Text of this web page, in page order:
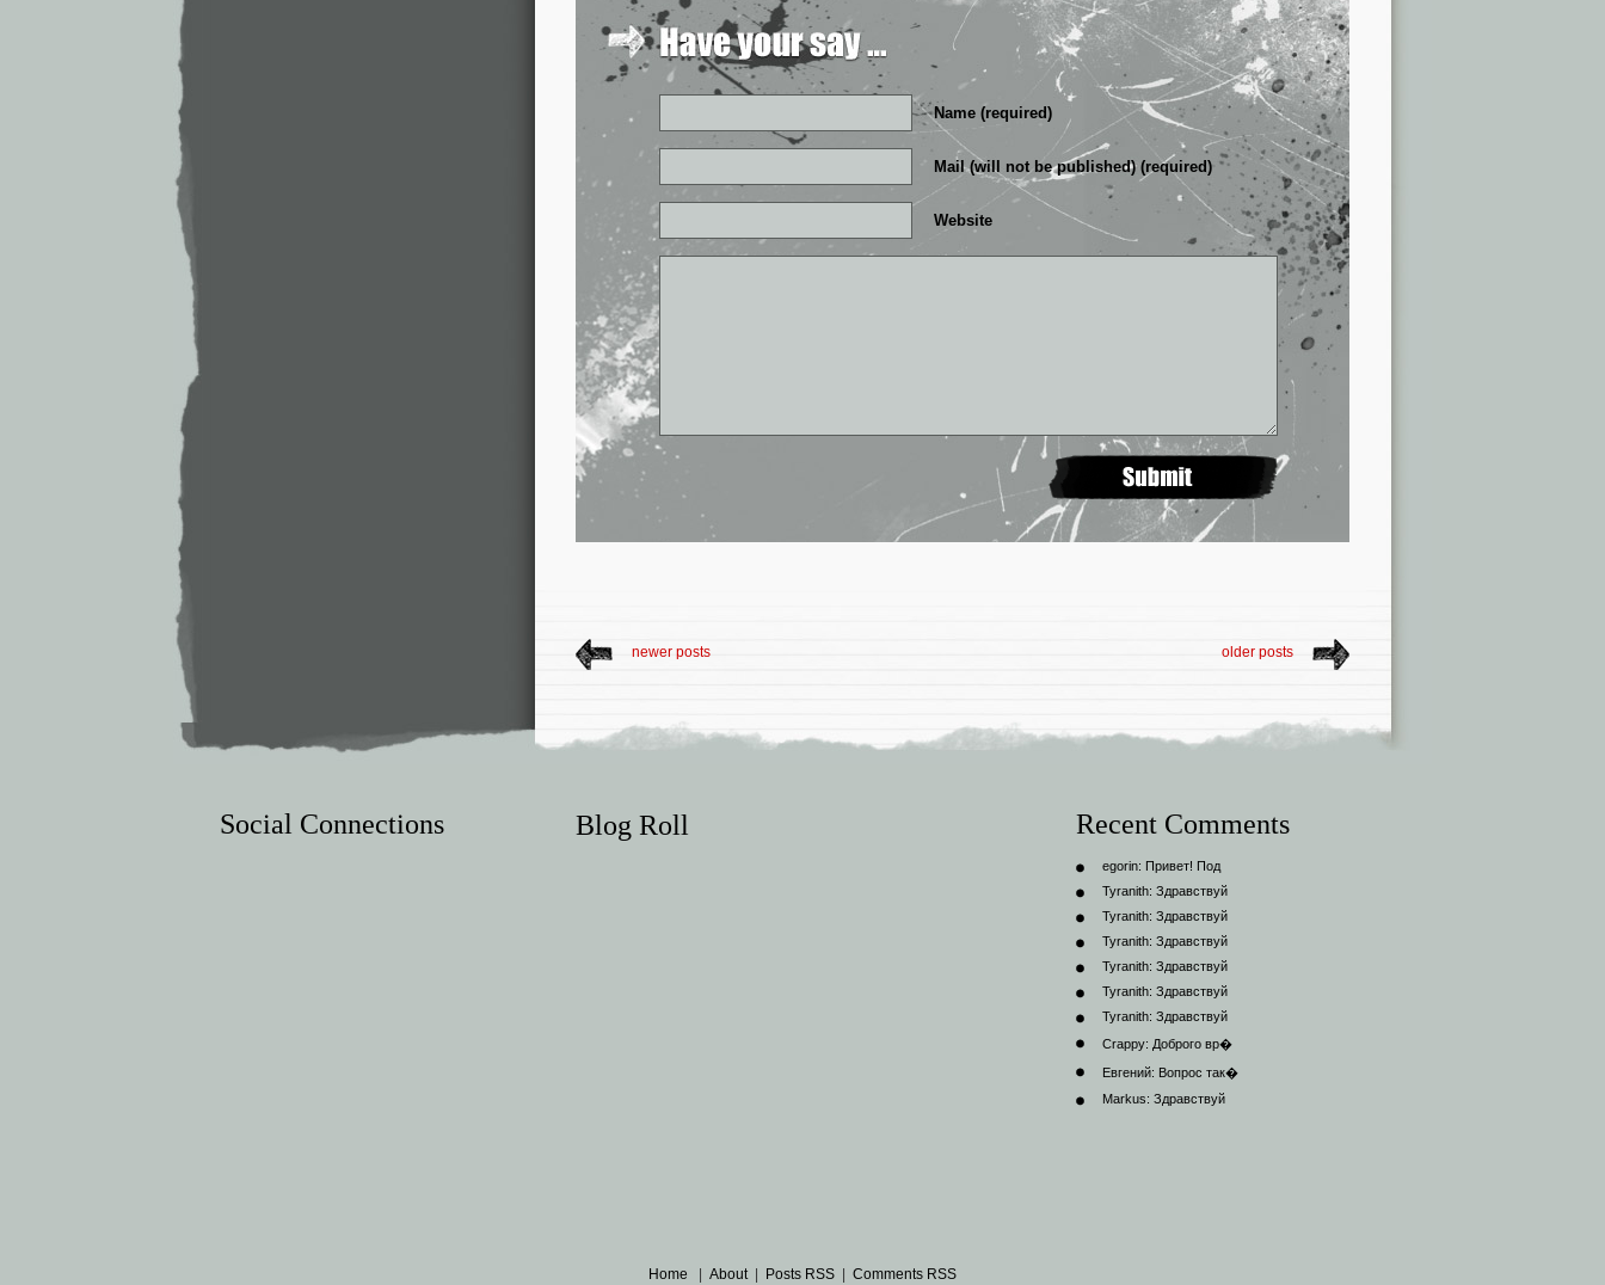
Name (required)
Mail (will not be published) (required)
Website
newer posts older posts
Social Connections Blog Roll Recent Comments
egorin: Привет! Под
Tyranith: Здравствуй
Tyranith: Здравствуй
Tyranith: Здравствуй
Tyranith: Здравствуй
Tyranith: Здравствуй
Tyranith: Здравствуй
Crappy: Доброго вр�
Евгений: Вопрос так�
Markus: Здравствуй
Home About| Posts RSS Comments RSS